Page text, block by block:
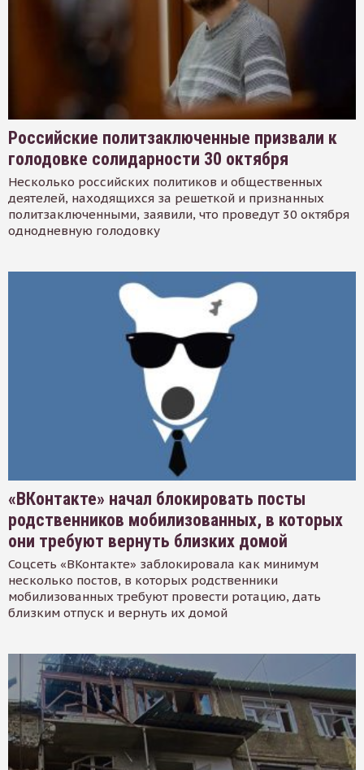
Российские политзаключенные призвали к
голодовке солидарности 30 октября
Несколько российских политиков и общественных
деятелей, находящихся за решеткой и признанных
политзаключенными, заявили, что проведут 30 октября
однодневную голодовку
«ВКонтакте» начал блокировать посты
родственников мобилизованных, в которых
они требуют вернуть близких домой
Соцсеть «ВКонтакте» заблокировала как минимум
несколько постов, в которых родственники
мобилизованных требуют провести ротацию, дать
близким отпуск и вернуть их домой